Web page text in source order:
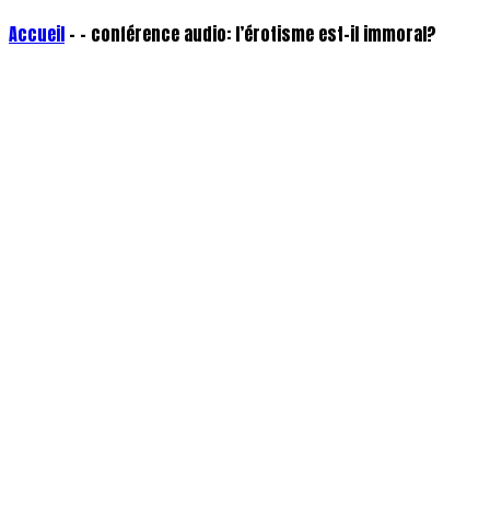
Accueil - - conférence audio: l’érotisme est-il immoral?